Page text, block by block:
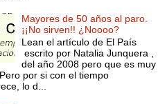
Mayores de 50 años al paro.
¡¡No sirven!! ¿Noooo?
Lean el artículo de El País
escrito por Natalia Junquera ,
del año 2008 pero que es muy
por si con el tiempo
lo d...